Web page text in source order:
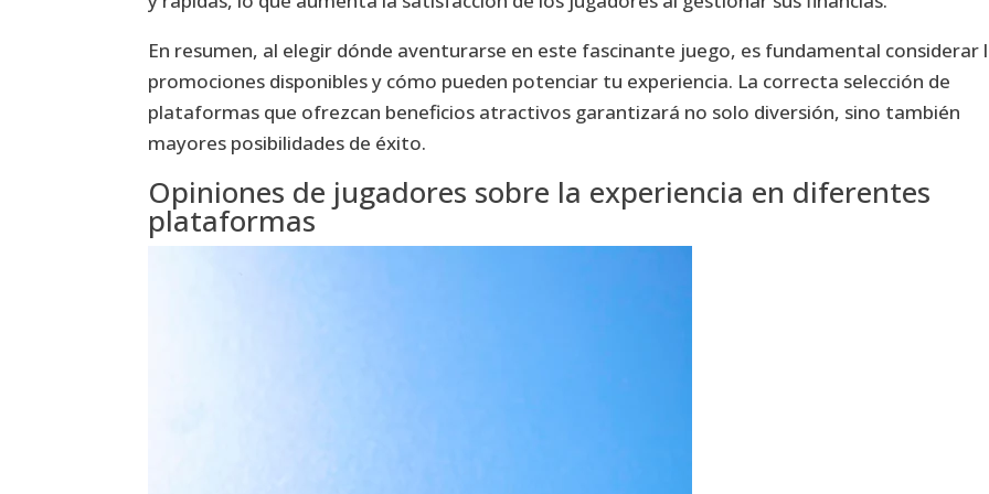
En resumen, al elegir dónde aventurarse en este fascinante juego, es fundamental considerar
promociones disponibles y cómo pueden potenciar tu experiencia. La correcta selección de
plataformas que ofrezcan beneficios atractivos garantizará no solo diversión, sino también
mayores posibilidades de éxito.
Opiniones de jugadores sobre la experiencia en diferentes
plataformas